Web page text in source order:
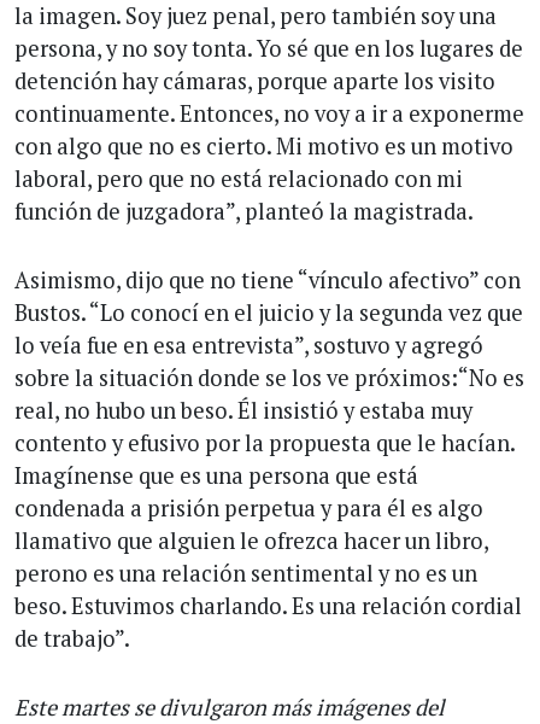
la imagen. Soy juez penal, pero también soy una
persona, y no soy tonta. Yo sé que en los lugares de
detención hay cámaras, porque aparte los visito
continuamente. Entonces, no voy a ir a exponerme
con algo que no es cierto. Mi motivo es un motivo
laboral, pero que no está relacionado con mi
función de juzgadora”, planteó la magistrada.
Asimismo, dijo que no tiene “vínculo afectivo” con
Bustos. “Lo conocí en el juicio y la segunda vez que
lo veía fue en esa entrevista”, sostuvo y agregó
sobre la situación donde se los ve próximos:“No es
real, no hubo un beso. Él insistió y estaba muy
contento y efusivo por la propuesta que le hacían.
Imagínense que es una persona que está
condenada a prisión perpetua y para él es algo
llamativo que alguien le ofrezca hacer un libro,
perono es una relación sentimental y no es un
beso. Estuvimos charlando. Es una relación cordial
de trabajo”.
Este martes se divulgaron más imágenes del